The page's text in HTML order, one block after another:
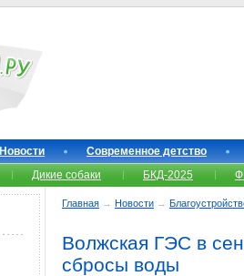
Новости
Современное детство
Дикие собаки БКД-2025
Главная → Новости →
Волжская ГЭС в
сбросы воды